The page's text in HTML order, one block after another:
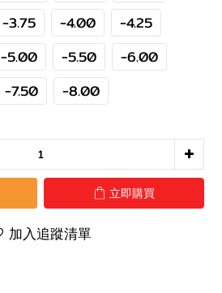
-3.75 -4.00
-4.25
-5.00 -5.50
-6.00
-7.50 -8.00
立即購買
加入追蹤清單